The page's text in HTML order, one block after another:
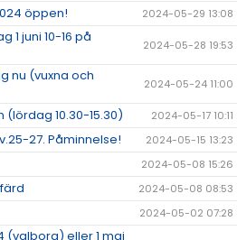
öppen! 2024-05-29 13:08
1 juni 10-16 på
2024-05-28 19:53
nu (vuxna och
2024-05-24 11:00
10.30-15.30) 2024-05-17 10:11
27. Påminnelse! 2024-05-15 13:23
2024-05-08 15:26
2024-05-08 08:53
2024-05-02 07:28
(valborg) eller 1 maj